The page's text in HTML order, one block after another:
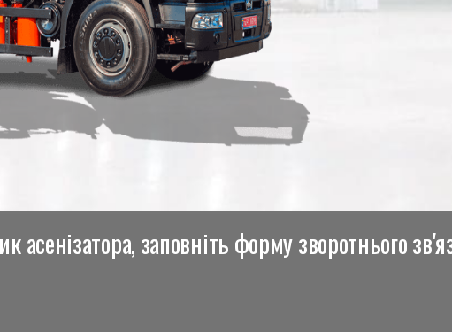
асенізатора, заповніть форму зворотнього